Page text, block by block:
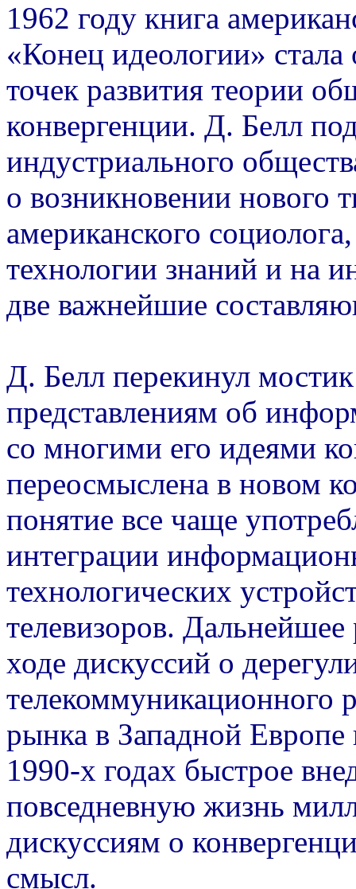
1962 году книга
«Конец идеологии»
точек развития теории
конвергенции. Д. Белл
индустриального
о возникновении нового
американского
технологии знаний и на
две важнейшие
Д. Белл перекинул
представлениям об
со многими его идеями
переосмыслена в новом
понятие все чаще
интеграции
технологических
телевизоров.
ходе дискуссий о
рынка в Западной Европе
1990-х годах быстрое
повседневную жизнь
дискуссиям о
смысл.